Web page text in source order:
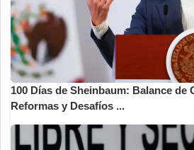
100 Días de Sheinbaum: Balance de
Reformas y Desafíos ...